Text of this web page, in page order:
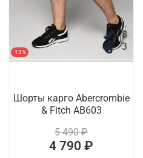
-13%
8
3
Шорты карго Abercrombie
& Fitch AB603
5 490 ₽
4 790 ₽